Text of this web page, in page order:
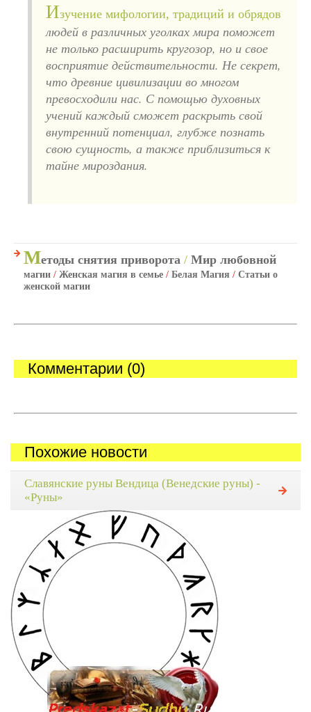
Изучение мифологии, традиций и обрядов
людей в различных уголках мира поможет
не только расширить кругозор, но и свое
восприятие действительности. Не секрет,
что древние цивилизации во многом
превосходили нас. С помощью духовных
учений каждый сможет раскрыть свой
внутренний потенциал, глубже познать
свою сущность, а также приблизиться к
тайне мироздания.
Методы снятия приворота / Мир любовной
магии / Женская магия в семье / Белая Магия / Статьи о
женской магии
Комментарии (0)
Похожие новости
Славянские руны Вендица (Венедские руны) -
«Руны»